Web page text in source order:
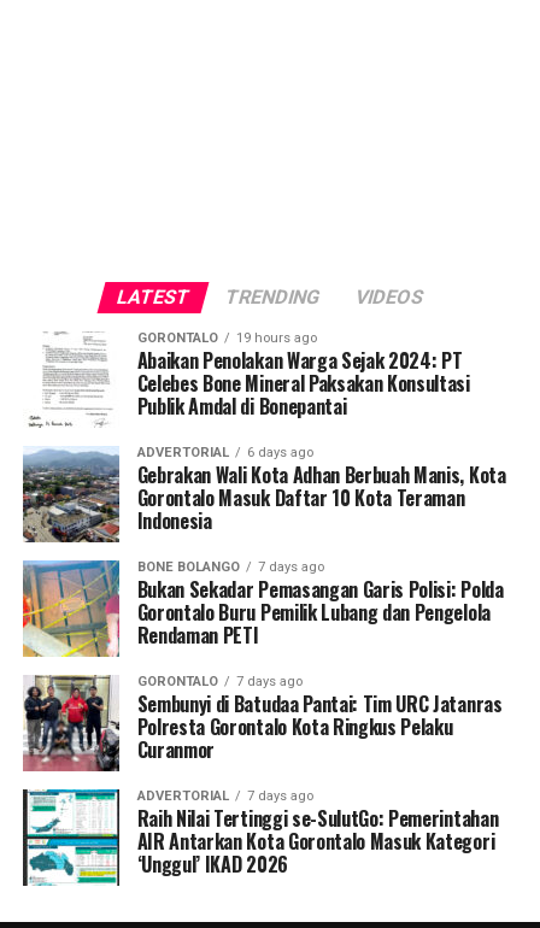
LATEST TRENDING VIDEOS
GORONTALO 19 hours ago
Abaikan Penolakan Warga Sejak 2024: PT
Celebes Bone Mineral Paksakan Konsultasi
Publik Amdal di Bonepantai
ADVERTORIAL 6 days ago
Gebrakan Wali Kota Adhan Berbuah Manis, Kota
Gorontalo Masuk Daftar 10 Kota Teraman
Indonesia
BONE BOLANGO 7 days ago
Bukan Sekadar Pemasangan Garis Polisi: Polda
Gorontalo Buru Pemilik Lubang dan Pengelola
Rendaman PETI
GORONTALO 7 days ago
Sembunyi di Batudaa Pantai: Tim URC Jatanras
Polresta Gorontalo Kota Ringkus Pelaku
Curanmor
ADVERTORIAL 7 days ago
Raih Nilai Tertinggi se-SulutGo: Pemerintahan
AIR Antarkan Kota Gorontalo Masuk Kategori
‘Unggul’ IKAD 2026